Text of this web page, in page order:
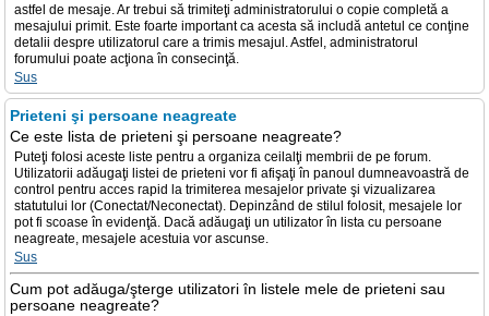
astfel de mesaje. Ar trebui să trimiteţi administratorului o copie completă a
mesajului primit. Este foarte important ca acesta să includă antetul ce conţine
detalii despre utilizatorul care a trimis mesajul. Astfel, administratorul
forumului poate acţiona în consecinţă.
Sus
Prieteni şi persoane neagreate
Ce este lista de prieteni şi persoane neagreate?
Puteţi folosi aceste liste pentru a organiza ceilalţi membrii de pe forum.
Utilizatorii adăugaţi listei de prieteni vor fi afişaţi în panoul dumneavoastră de
control pentru acces rapid la trimiterea mesajelor private şi vizualizarea
statutului lor (Conectat/Neconectat). Depinzând de stilul folosit, mesajele lor
pot fi scoase în evidenţă. Dacă adăugaţi un utilizator în lista cu persoane
neagreate, mesajele acestuia vor ascunse.
Sus
Cum pot adăuga/şterge utilizatori în listele mele de prieteni sau
persoane neagreate?